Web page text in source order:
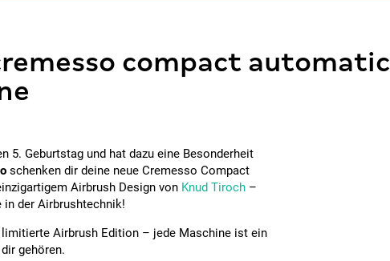
compact automatic
5. Geburtstag und hat dazu eine Besonderheit
schenken dir deine neue Cremesso Compact
Airbrush Design von Knud Tiroch –
in der Airbrushtechnik!
Airbrush Edition – jede Maschine ist ein
gehören.